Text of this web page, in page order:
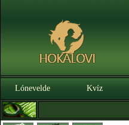
Lónevelde Kvíz